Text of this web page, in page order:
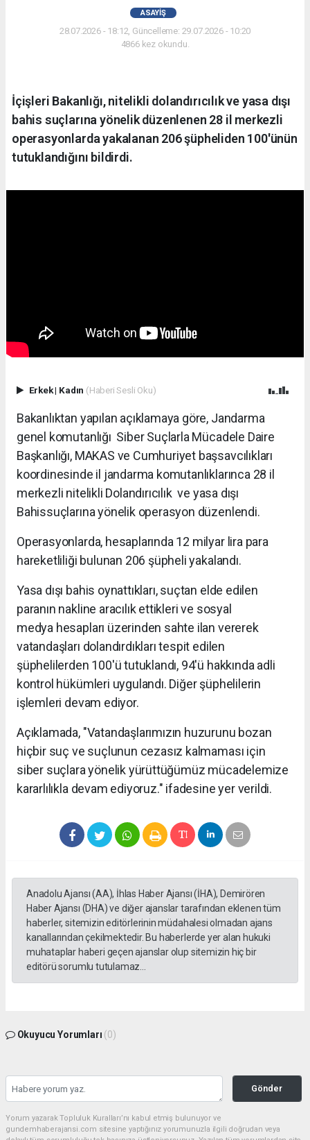
ASAYIŞ
28.07.2026 - 18:12, Güncelleme: 29.07.2026 - 10:20
4866 kez okundu.
İçişleri Bakanlığı, nitelikli dolandırıcılık ve yasa dışı
bahis suçlarına yönelik düzenlenen 28 il merkezli
operasyonlarda yakalanan 206 şüpheliden 100'ünün
tutuklandığını bildirdi.
Erkek| Kadın (Haberi Sesli Oku)
Bakanlıktan yapılan açıklamaya göre, Jandarma
genel komutanlığı Siber Suçlarla Mücadele Daire
Başkanlığı, MAKAS ve Cumhuriyet başsavcılıkları
koordinesinde il jandarma komutanlıklarınca 28 il
merkezli nitelikli Dolandırıcılık ve yasa dışı
Bahissuçlarına yönelik operasyon düzenlendi.
Operasyonlarda, hesaplarında 12 milyar lira para
hareketliliği bulunan 206 şüpheli yakalandı.
Yasa dışı bahis oynattıkları, suçtan elde edilen
paranın nakline aracılık ettikleri ve sosyal
medya hesapları üzerinden sahte ilan vererek
vatandaşları dolandırdıkları tespit edilen
şüphelilerden 100'ü tutuklandı, 94'ü hakkında adli
kontrol hükümleri uygulandı. Diğer şüphelilerin
işlemleri devam ediyor.
Açıklamada, "Vatandaşlarımızın huzurunu bozan
hiçbir suç ve suçlunun cezasız kalmaması için
siber suçlara yönelik yürüttüğümüz mücadelemize
kararlılıkla devam ediyoruz." ifadesine yer verildi.
Anadolu Ajansı (AA), İhlas Haber Ajansı (İHA), Demirören
Haber Ajansı (DHA) ve diğer ajanslar tarafından eklenen tüm
haberler, sitemizin editörlerinin müdahalesi olmadan ajans
kanallarından çekilmektedir. Bu haberlerde yer alan hukuki
muhataplar haberi geçen ajanslar olup sitemizin hiç bir
editörü sorumlu tutulamaz...
Okuyucu Yorumları (0)
Gönder
Yorum yazarak Topluluk Kuralları’nı kabul etmiş bulunuyor ve
gundemhaberajansi.com sitesine yaptığınız yorumunuzla ilgili doğrudan veya